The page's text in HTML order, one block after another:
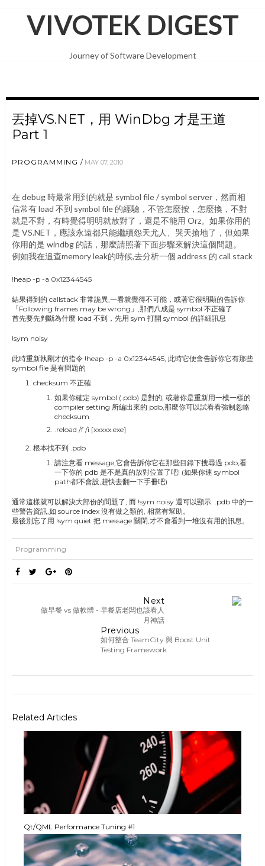
VIVOTEK DIGEST
Journey of Software Development
丟掉VS.NET，用 WinDbg 才是王道
Part 1
PROGRAMMING MAY 07, 2010
在 debug 時最常用到的就是 symbol file / symbol server，然而相
信常有 load 不到 symbol file 的經驗，不管怎麼按，怎麼換，不對
就是不對，有時覺得明明就放對了，還是不能用 Orz。如果你用的
是 VS.NET，應該永遠都只能繼續怨天尤人、哭天搶地了，但如果
你用的是 windbg 的話，那麼請照著下面步驟來解決這個問題。
例如我在追查memory leak的時候,去分析一個 address 的 call stack
!heap -p -a 0x12344545
結果得到的 callstack 非常詭異,一看就覺得不可能，或著它很明顯的告訴你
「Following frames may be wrong」,那們八成是 symbol 不正確了
首先要先判斷為什麼 load 不到，先用 sym 打開 symbol 的詳細訊息
!sym noisy
此時重新執剛才的指令 !heap -p -a 0x12344545, 此時它便會告訴你它有那些
symbol file 是有問題的
checksum 不正確
如果你確定 symbol (.pdb) 是對的, 或著你是重新用一模一樣的
compiler setting 所編出來的 pdb,那麼你可以試看看強制忽略
checksum
.reload /f /i [xxxxx.exe]
根本找不到 .pdb
請注意看 message,它會告訴你它在那些目錄下搜尋過 pdb,看
一下你的 pdb 是不是真的放對位置了吧! (如果你連 symbol
path都不會設,趕快去翻一下手冊吧)
通常這樣就可以解決大部份的問題了, 而 !sym noisy 還可以顯示 .pdb 中的一
些警告資訊,如 source index 沒有做之類的, 相當有幫助。
最後別忘了用 !sym quiet 把 message 關閉,才不會看到一堆沒有用的訊息。
Programming
Next
做早餐 vs 做軟體 - 早餐店老闆也該看人
月神話
Previous
如何整合 TeamCity 與 Boost Unit
Testing Framework
Related Articles
Qt/QML Performance Tuning #1